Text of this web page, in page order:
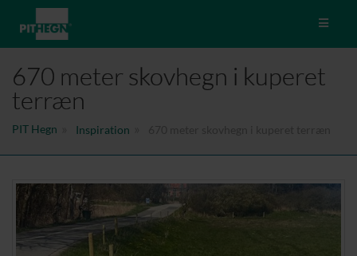
Toggle
670 meter skovhegn i kuperet
terræn
PIT Hegn Inspiration